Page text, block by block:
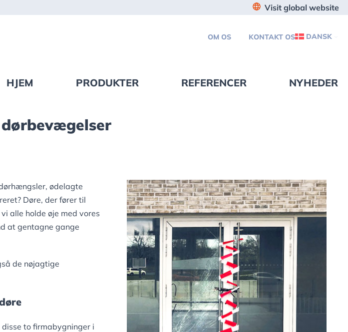
Visit global website
OM OS KONTAKT OS DANSK
HJEM PRODUKTER REFERENCER NYHEDER
ødelagte
Døre, der fører til
alle holde øje med vores
at gentagne gange
de nøjagtige
to firmabygninger i